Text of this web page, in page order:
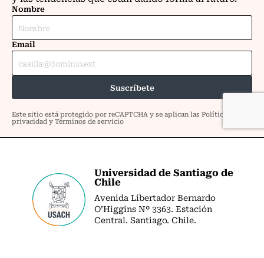
Universidad de Santiago de
Chile
Avenida Libertador Bernardo
O’Higgins Nº 3363. Estación
Central. Santiago. Chile.